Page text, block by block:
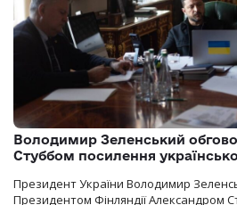
Володимир Зеленський
Стуббом посилення
Президент України Володимир
Президентом Фінляндії Александром